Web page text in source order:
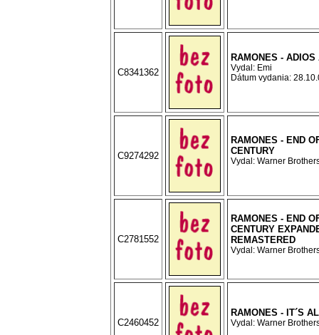
C8341362
RAMONES - ADIOS
Vydal: Emi
Dátum vydania:
C9274292
RAMONES - END
CENTURY
Vydal: Warner
C2781552
RAMONES - END
CENTURY
REMASTERED
Vydal: Warner
C2460452
RAMONES - IT´S
Vydal: Warner